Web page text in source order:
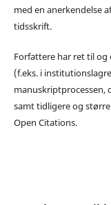
med en anerkendelse
tidsskrift.
Forfattere har ret til
(f.eks. i
manuskriptprocessen,
samt tidligere og
Open Citations.